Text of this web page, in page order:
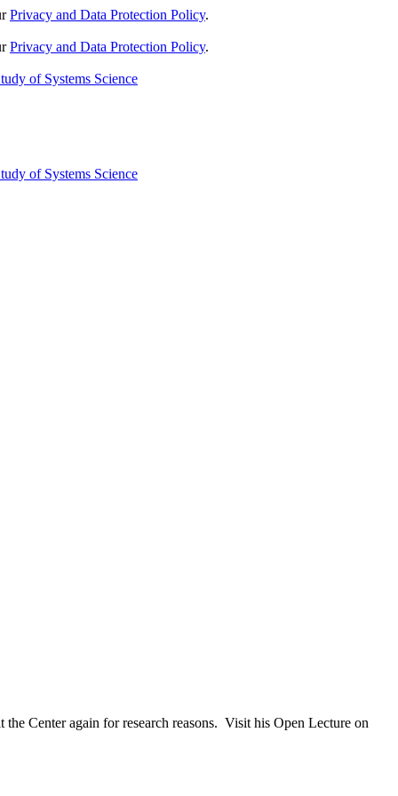
Privacy and Data Protection Policy.
Privacy and Data Protection Policy.
Center again for research reasons. Visit his Open Lecture on